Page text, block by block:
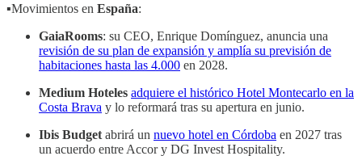
▪️Movimientos en España:
GaiaRooms: su CEO, Enrique Domínguez, anuncia una
revisión de su plan de expansión y amplía su previsión de
habitaciones hasta las 4.000 en 2028.
Medium Hoteles adquiere el histórico Hotel Montecarlo en la
Costa Brava y lo reformará tras su apertura en junio.
Ibis Budget abrirá un nuevo hotel en Córdoba en 2027 tras
un acuerdo entre Accor y DG Invest Hospitality.